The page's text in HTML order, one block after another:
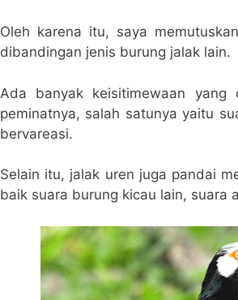
Oleh karena itu, saya
dibandingan jenis burung jalak lain.
Ada banyak keisitimewaan yang
peminatnya, salah satunya yaitu
bervareasi.
Selain itu, jalak uren juga pandai
baik suara burung kicau lain, suara